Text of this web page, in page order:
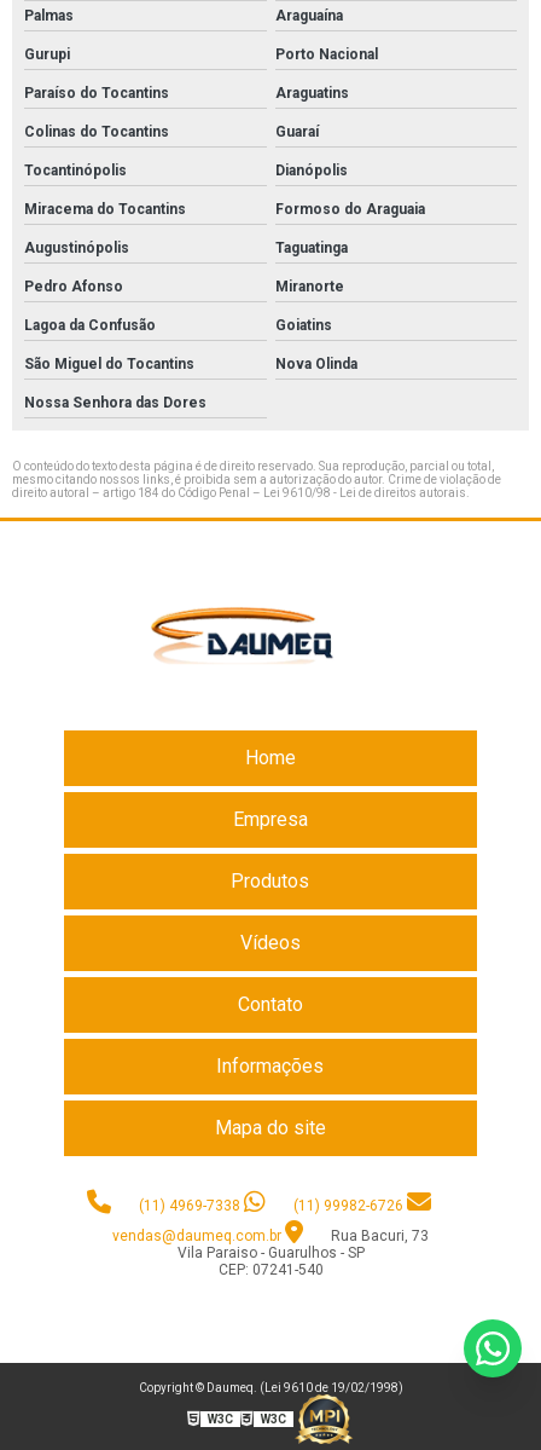
Palmas
Araguaína
Gurupi Porto Nacional
Paraíso do Tocantins Araguatins
Colinas do Tocantins Guaraí
Tocantinópolis Dianópolis
Miracema do Tocantins Formoso do Araguaia
Augustinópolis Taguatinga
Pedro Afonso Miranorte
Lagoa da Confusão Goiatins
São Miguel do Tocantins Nova Olinda
Nossa Senhora das Dores
O conteúdo do texto desta página é de direito reservado. Sua reprodução, parcial ou total,
mesmo citando nossos links, é proibida sem a autorização do autor. Crime de violação de
direito autoral – artigo 184 do Código Penal –
Lei 9610/98 - Lei de direitos autorais
Home
Empresa
Produtos
Vídeos
Contato
Informações
Mapa do site
(11) 4969-7338
(11) 99982-6726
vendas@daumeq.com.br
Rua Bacuri, 73
Vila Paraiso - Guarulhos - SP
CEP: 07241-540
Copyright © Daumeq. (Lei 9610 de 19/02/1998)
W3C W3C